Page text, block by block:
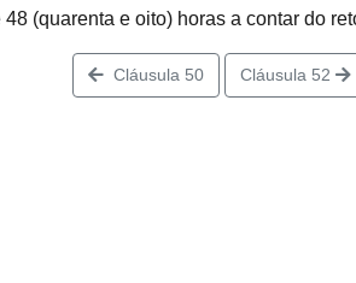
(quarenta e oito) horas a contar do
Cláusula 50 Cláusula 52